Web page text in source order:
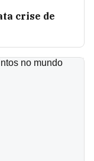
crise de